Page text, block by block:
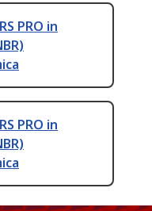
PRO in
PRO in